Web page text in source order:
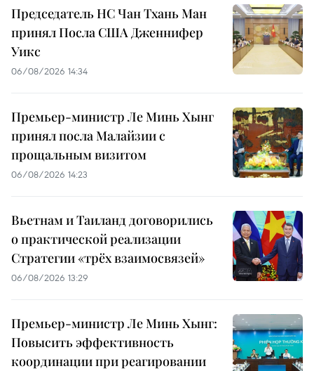
Председатель НС Чан Тхань Ман
принял Посла США Дженнифер
Уикс
06/08/2026 14:34
Премьер-министр Ле Минь Хынг
принял посла Малайзии с
прощальным визитом
06/08/2026 14:23
Вьетнам и Таиланд договорились
о практической реализации
Стратегии «трёх взаимосвязей»
06/08/2026 13:29
Премьер-министр Ле Минь Хынг:
Повысить эффективность
координации при реагировании